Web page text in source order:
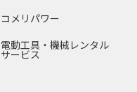
コメリパワー
電動工具・機械レンタル
サービス